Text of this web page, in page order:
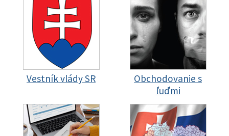
Vestník vlády SR
Obchodovanie s
ľuďmi